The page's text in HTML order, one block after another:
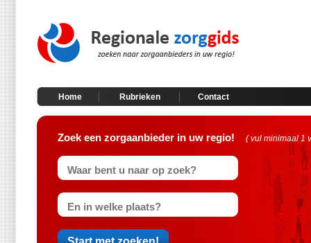
Home Rubrieken Contact
Zoek een zorgaanbieder in uw regio! ( vul minimaal 1